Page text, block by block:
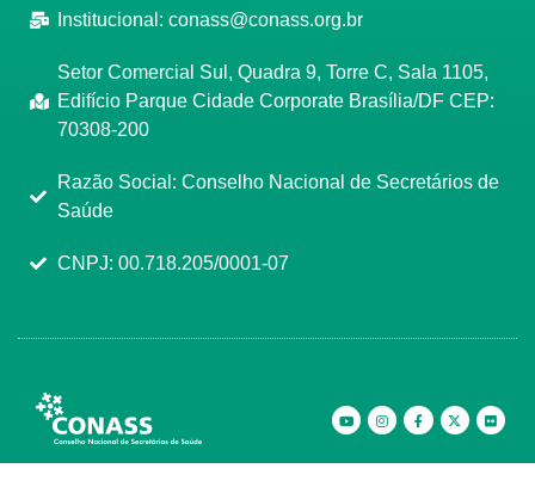
Institucional: conass@conass.org.br
Setor Comercial Sul, Quadra 9, Torre C, Sala 1105,
Edifício Parque Cidade Corporate Brasília/DF CEP:
70308-200
Razão Social: Conselho Nacional de Secretários de
Saúde
CNPJ: 00.718.205/0001-07